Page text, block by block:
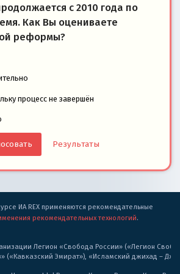
с 2010 года по
Как Вы оцениваете
реформы?
процесс не завершён
Результаты
ИА REX применяются рекомендательные
рекомендательных технологий.
Легион «Свобода России» («Легион
(«Кавказский Эмират»), «Исламский джихад –